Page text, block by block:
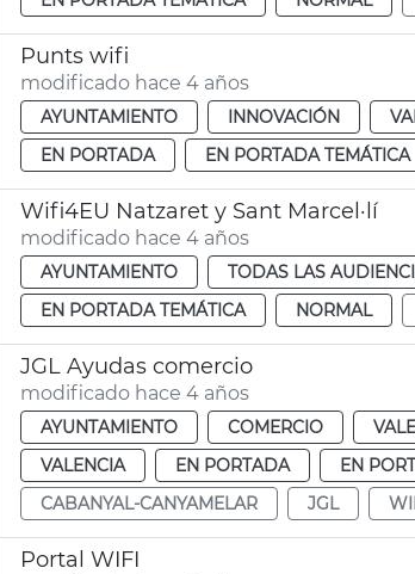
Punts wifi
modificado hace 4 años
AYUNTAMIENTO INNOVACIÓN
EN PORTADA
EN PORTADA TEMÁTICA
Wifi4EU Natzaret y Sant Marcel·lí
modificado hace 4 años
AYUNTAMIENTO TODAS LAS
EN PORTADA TEMÁTICA
NORMAL
JGL Ayudas comercio
modificado hace 4 años
AYUNTAMIENTO COMERCIO
VALENCIA
EN PORTADA EN
CABANYAL-CANYAMELAR
JGL
Portal WIFI